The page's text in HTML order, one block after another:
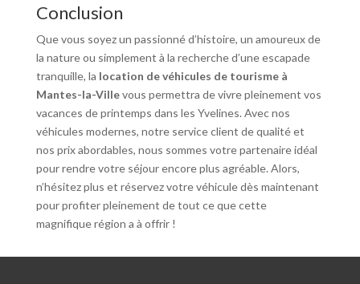
Conclusion
Que vous soyez un passionné d’histoire, un amoureux de
la nature ou simplement à la recherche d’une escapade
tranquille, la location de véhicules de tourisme à
Mantes-la-Villevous permettra de vivre pleinement vos
vacances de printemps dans les Yvelines. Avec nos
véhicules modernes, notre service client de qualité et
nos prix abordables, nous sommes votre partenaire idéal
pour rendre votre séjour encore plus agréable. Alors,
n’hésitez plus et réservez votre véhicule dès maintenant
pour profiter pleinement de tout ce que cette
magnifique région a à offrir !